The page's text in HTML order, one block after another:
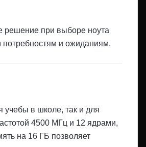
решение при выборе ноута
потребностям и ожиданиям.
учебы в школе, так и для
4500 МГц и 12 ядрами,
на 16 ГБ позволяет